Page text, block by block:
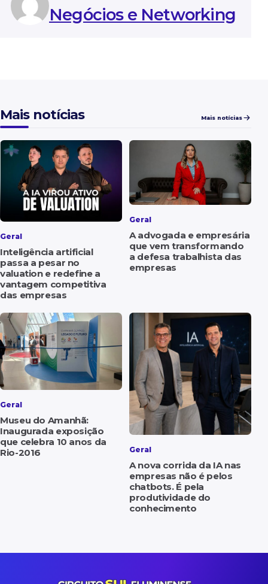
Negócios e Networking
Mais notícias Mais notícias
Geral
Inteligência artificial
passa a pesar no
valuation e redefine a
vantagem competitiva
das empresas
Geral
A advogada e empresária
que vem transformando
a defesa trabalhista das
empresas
Geral
Museu do Amanhã:
Inaugurada exposição
que celebra 10 anos da
Rio-2016
Geral
A nova corrida da IA nas
empresas não é pelos
chatbots. É pela
produtividade do
conhecimento